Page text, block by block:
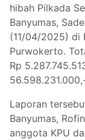
hibah Pilkada
Banyumas,
(11/04/2025) di
Purwokerto.
Rp
Laporan
Banyumas,
anggota KPU